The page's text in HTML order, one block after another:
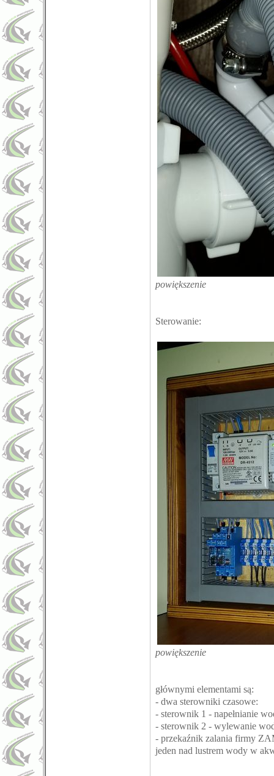
powiększenie
Sterowanie:
powiększenie
głównymi elementami są:
- dwa sterowniki czasowe:
- sterownik 1 - napełnianie
- sterownik 2 - wylewanie
- przekaźnik zalania firmy
jeden nad lustrem wody w